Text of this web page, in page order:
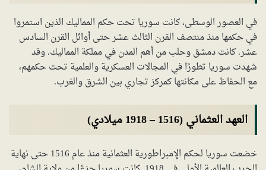
في العصور الوسطى، كانت سوريا تحت حكم المماليك الذين استمروا
في حكمها منذ منتصف القرن الثالث عشر حتى أوائل القرن السادس
عشر. كانت دمشق وحلب من أهم المدن في مملكة المماليك. وقد
شهدت سوريا تطورًا في المجالات العسكرية والعلمية تحت حكمهم،
مع الحفاظ على مكانتها كمركز تجاري بين الشرق والغرب.
العهد العثماني (1516 – 1918 ميلادي)
خضعت سوريا لحكم الإمبراطورية العثمانية منذ عام 1516 حتى نهاية